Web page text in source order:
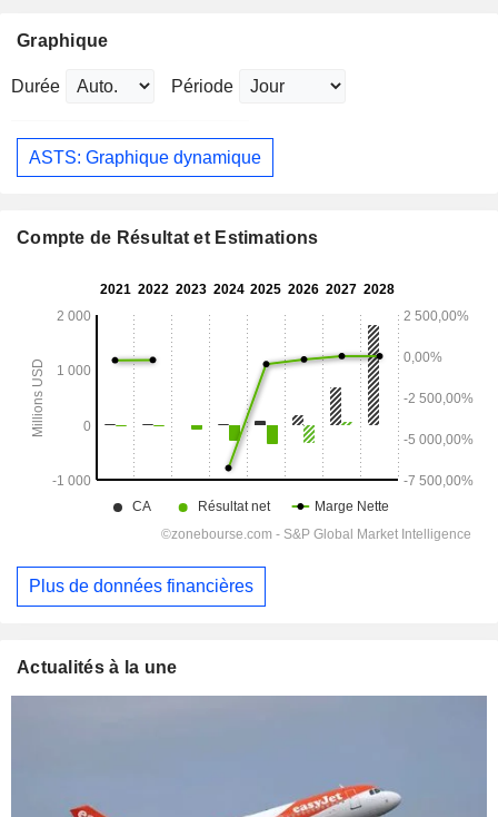
Graphique
Durée Période
ASTS: Graphique dynamique
Compte de Résultat et Estimations
Plus de données financières
Actualités à la une